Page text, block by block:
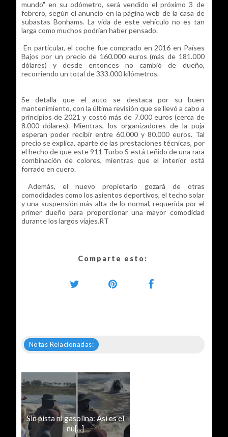
mundo" en su odómetro, será vendido el próximo 3 de
febrero, según el anuncio en la página web de la casa de
subastas Bonhams. La vida de este vehículo no es tan
larga como muchos podrían haber pensado.
En particular, el coche fue comprado en 2016 en Países
Bajos por un precio de 160.000 euros (más de 181.000
dólares) y desde entonces no cambió de dueño,
recorriendo un total de 333.000 kilómetros.
Se detalla que el auto se destaca por su buen
mantenimiento, con la última revisión que se llevó a cabo a
principios de 2021 y costó más de 7.000 euros (cerca de
8.000 dólares). Mientras, los organizadores de la puja
esperan poder recibir entre 60.000 y 80.000 euros. Tal
precio se explica, aparte de las prestaciones técnicas, por
el hecho de que este 911 Turbo S está teñido de una rara
combinación de colores, mientras que el interior está
forrado en cuero.
Además, el nuevo propietario gozará de otras
comodidades como los asientos deportivos, el techo solar
y una suspensión más alta de lo normal, requerida por el
primer dueño para proporcionar una mayor comodidad
durante los largos viajes.RT
Comparte esto:
Notas Relacionadas:
Sin pista ni gasolina: Así es el
nu[...]